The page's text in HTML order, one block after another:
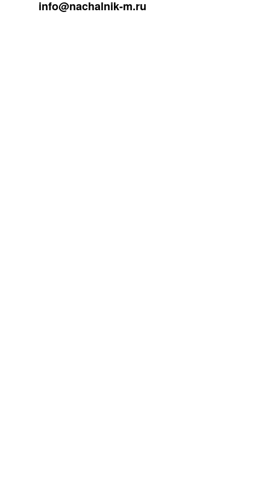
info@nachalnik-m.ru